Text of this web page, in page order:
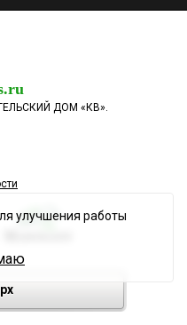
ДОМ «КВ».
улучшения работы